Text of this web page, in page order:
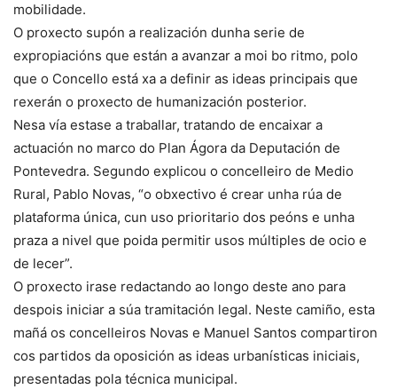
mobilidade.
O proxecto supón a realización dunha serie de
expropiacións que están a avanzar a moi bo ritmo, polo
que o Concello está xa a definir as ideas principais que
rexerán o proxecto de humanización posterior.
Nesa vía estase a traballar, tratando de encaixar a
actuación no marco do Plan Ágora da Deputación de
Pontevedra. Segundo explicou o concelleiro de Medio
Rural, Pablo Novas, “o obxectivo é crear unha rúa de
plataforma única, cun uso prioritario dos peóns e unha
praza a nivel que poida permitir usos múltiples de ocio e
de lecer”.
O proxecto irase redactando ao longo deste ano para
despois iniciar a súa tramitación legal. Neste camiño, esta
mañá os concelleiros Novas e Manuel Santos compartiron
cos partidos da oposición as ideas urbanísticas iniciais,
presentadas pola técnica municipal.